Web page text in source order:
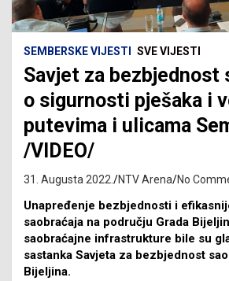
SEMBERSKE VIJESTI SVE VIJESTI
Savjet za bezbjednost
o sigurnosti pješaka i
putevima i ulicama
/VIDEO/
31. Augusta 2022. NTV Arena No
Unapređenje bezbjednosti i
saobraćaja na području Grada
saobraćajne infrastrukture bile su
sastanka Savjeta za bezbjednost
Bijeljina.